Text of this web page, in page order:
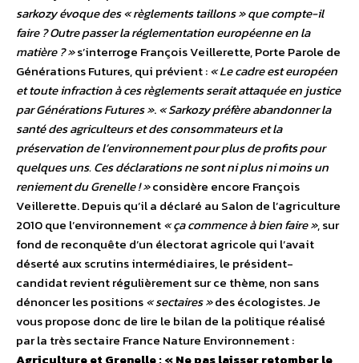
sarkozy évoque des « règlements taillons » que compte-il
faire ? Outre passer la réglementation européenne en la
matière ? »s’interroge François Veillerette, Porte Parole de
Générations Futures, qui prévient :« Le cadre est européen
et toute infraction à ces règlements serait attaquée en justice
par Générations Futures ».« Sarkozy préfère abandonner la
santé des agriculteurs et des consommateurs et la
préservation de l’environnement pour plus de profits pour
quelques uns. Ces déclarations ne sont ni plus ni moins un
reniement du Grenelle ! »considère encore François
Veillerette. Depuis qu’il a déclaré au Salon de l’agriculture
2010 que l’environnement« ça commence à bien faire », sur
fond de reconquête d’un électorat agricole qui l’avait
déserté aux scrutins intermédiaires, le président-
candidat revient régulièrement sur ce thème, non sans
dénoncer les positions« sectaires »des écologistes. Je
vous propose donc de lire le bilan de la politique réalisé
par la très sectaire France Nature Environnement :